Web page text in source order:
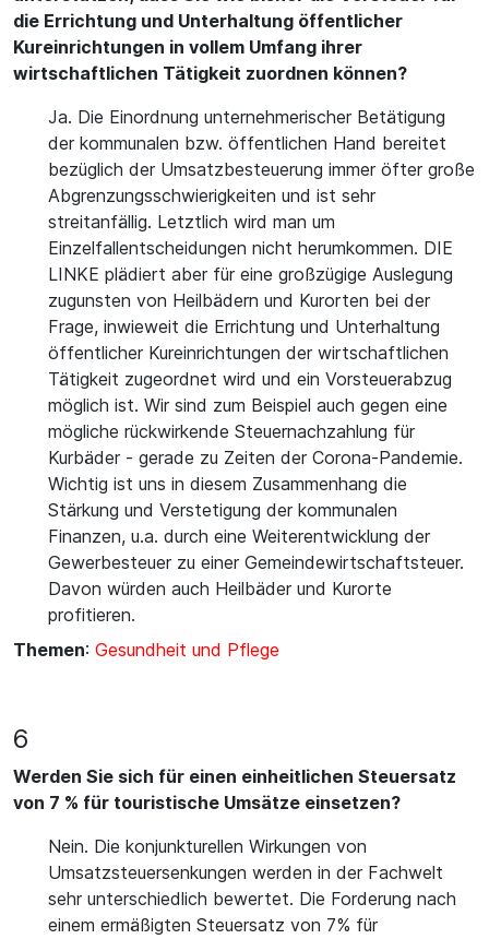
die Errichtung und Unterhaltung öffentlicher
Kureinrichtungen in vollem Umfang ihrer
wirtschaftlichen Tätigkeit zuordnen können?
Ja. Die Einordnung unternehmerischer Betätigung
der kommunalen bzw. öffentlichen Hand bereitet
bezüglich der Umsatzbesteuerung immer öfter große
Abgrenzungsschwierigkeiten und ist sehr
streitanfällig. Letztlich wird man um
Einzelfallentscheidungen nicht herumkommen. DIE
LINKE plädiert aber für eine großzügige Auslegung
zugunsten von Heilbädern und Kurorten bei der
Frage, inwieweit die Errichtung und Unterhaltung
öffentlicher Kureinrichtungen der wirtschaftlichen
Tätigkeit zugeordnet wird und ein Vorsteuerabzug
möglich ist. Wir sind zum Beispiel auch gegen eine
mögliche rückwirkende Steuernachzahlung für
Kurbäder - gerade zu Zeiten der Corona-Pandemie.
Wichtig ist uns in diesem Zusammenhang die
Stärkung und Verstetigung der kommunalen
Finanzen, u.a. durch eine Weiterentwicklung der
Gewerbesteuer zu einer Gemeindewirtschaftsteuer.
Davon würden auch Heilbäder und Kurorte
profitieren.
Themen: Gesundheit und Pflege
6
Werden Sie sich für einen einheitlichen Steuersatz
von 7 % für touristische Umsätze einsetzen?
Nein. Die konjunkturellen Wirkungen von
Umsatzsteuersenkungen werden in der Fachwelt
sehr unterschiedlich bewertet. Die Forderung nach
einem ermäßigten Steuersatz von 7% für